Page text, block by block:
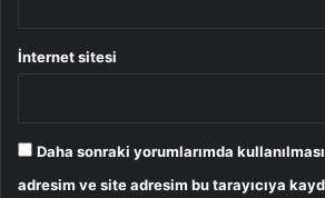
İnternet sitesi
Daha sonraki yorumlarımda
adresim ve site adresim bu tarayıcıya